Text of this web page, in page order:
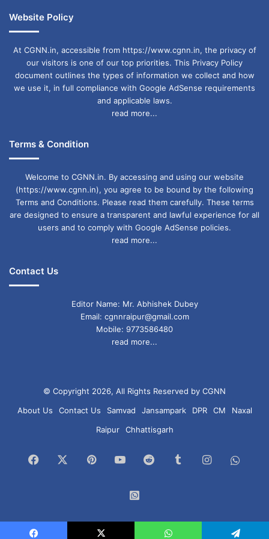
Website Policy
At CGNN.in, accessible from https://www.cgnn.in, the privacy of
our visitors is one of our top priorities. This Privacy Policy
document outlines the types of information we collect and how
we use it, in full compliance with Google AdSense requirements
and applicable laws.
read more...
Terms & Condition
Welcome to CGNN.in. By accessing and using our website
(https://www.cgnn.in), you agree to be bound by the following
Terms and Conditions. Please read them carefully. These terms
are designed to ensure a transparent and lawful experience for all
users and to comply with Google AdSense policies.
read more...
Contact Us
Editor Name: Mr. Abhishek Dubey
Email: cgnnraipur@gmail.com
Mobile: 9773586480
read more...
© Copyright 2026, All Rights Reserved by CGNN
About Us
Contact Us Samvad Jansampark DPR CM
Naxal
Raipur
Chhattisgarh
Facebook PinterestYouTubeReddit TumblrInstagram
Group